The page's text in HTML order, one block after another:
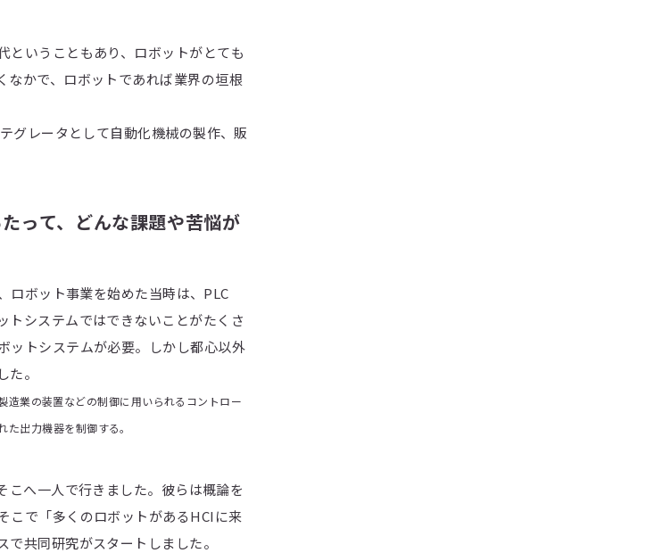
ということもあり、ロボットがとても
かで、ロボットであれば業界の垣根
グレータとして自動化機械の製作、販
って、どんな課題や苦悩が
ロボット事業を始めた当時は、PLC
トシステムではできないことがたくさ
ットシステムが必要。しかし都心以外
。
業の装置などの制御に用いられるコントロー
出力機器を制御する。
こへ一人で行きました。彼らは概論を
こで「多くのロボットがあるHCIに来
共同研究がスタートしました。